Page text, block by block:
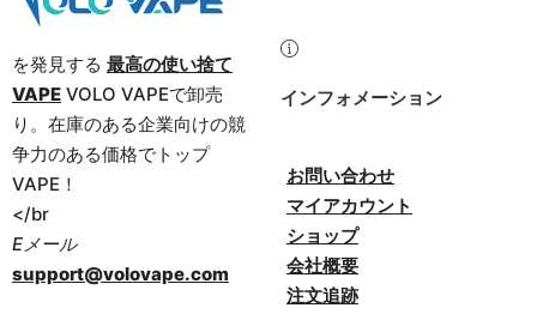
を発見する 最高の使い捨て
VAPE VOLO VAPEで卸売
り。在庫のある企業向けの競
争力のある価格でトップ
VAPE！
</br
Eメール
support@volovape.com
インフォメーション
お問い合わせ
マイアカウント
ショップ
会社概要
注文追跡